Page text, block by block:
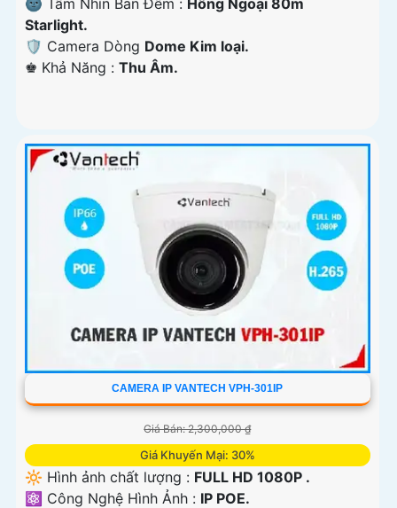
🌚 Tầm Nhìn Ban Đêm : Hồng Ngoại 80m
Starlight.
🛡 Camera Dòng Dome Kim loại.
️♚ Khả Năng : Thu Âm.
CAMERA IP VANTECH VPH-301IP
Giá Bán: 2,300,000 ₫
Giá Khuyến Mại: 30%
🔆 Hình ảnh chất lượng : FULL HD 1080P .
⚛️ Công Nghệ Hình Ảnh : IP POE.